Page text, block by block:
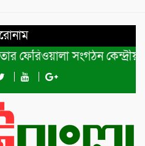
সংগঠন কেন্দ্রীয়